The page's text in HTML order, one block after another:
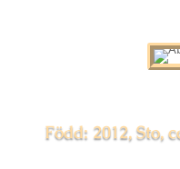
Född: 2012, Sto,